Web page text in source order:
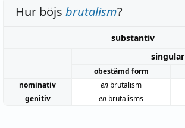
Hur böjs brutalism?
substantiv
singular
obestämd form
nominativ
en brutalism
genitiv
en brutalisms